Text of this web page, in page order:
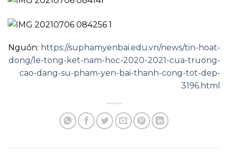
Nguồn: https://suphamyenbai.edu.vn/news/tin-hoat-
dong/le-tong-ket-nam-hoc-2020-2021-cua-truong-
cao-dang-su-pham-yen-bai-thanh-cong-tot-dep-
3196.html